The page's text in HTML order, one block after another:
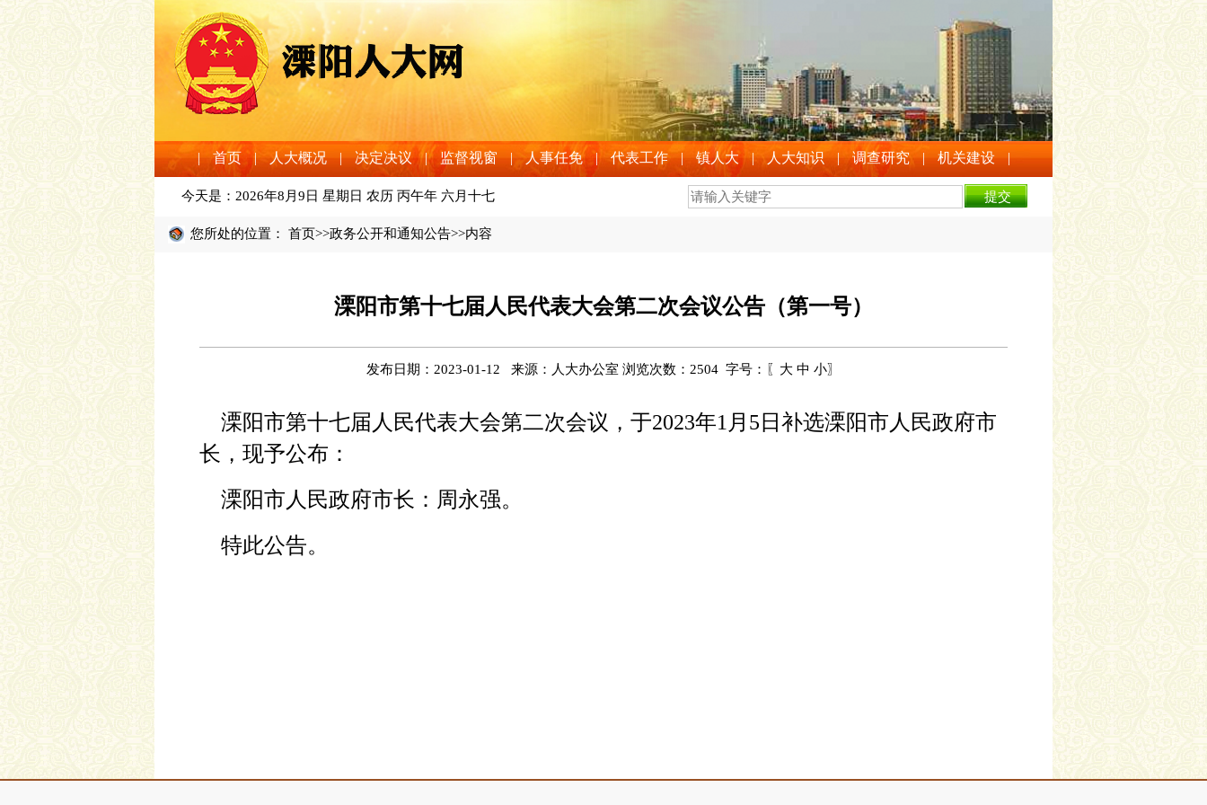
| 首页 | 人大概况 | 决定决议 | 监督视窗 | 人事任免 | 代表工作 | 镇人大 | 人大知识 | 调查研究 | 机关建设 |
今天是： 2026年8月9日 星期日 农历 丙午年 六月十七
您所处的位置： 首页>>政务公开和通知公告>>内容
溧阳市第十七届人民代表大会第二次会议公告（第一号）
发布日期：2023-01-12 来源：人大办公室 浏览次数： 2504 字号：〖 大 中 小〗
溧阳市第十七届人民代表大会第二次会议，于2023年1月5日补选溧阳市人民政府市
长，现予公布：
溧阳市人民政府市长：周永强。
特此公告。